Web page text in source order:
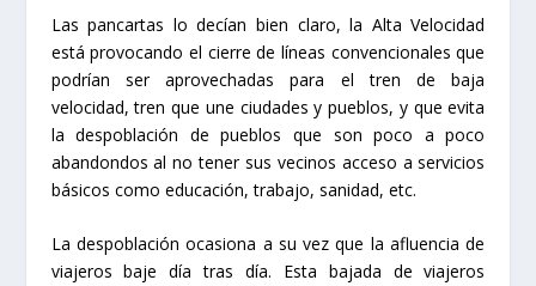
Las pancartas lo decían bien claro, la Alta Velocidad
está provocando el cierre de líneas convencionales que
podrían ser aprovechadas para el tren de baja
velocidad, tren que une ciudades y pueblos, y que evita
la despoblación de pueblos que son poco a poco
abandondos al no tener sus vecinos acceso a servicios
básicos como educación, trabajo, sanidad, etc.
La despoblación ocasiona a su vez que la afluencia de
viajeros baje día tras día. Esta bajada de viajeros